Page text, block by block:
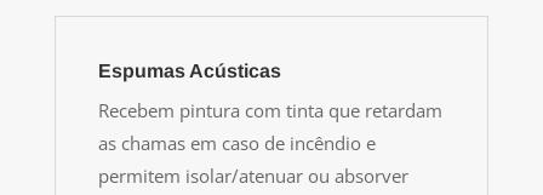
Espumas Acústicas
Recebem pintura com tinta que retardam
as chamas em caso de incêndio e
permitem isolar/atenuar ou absorver